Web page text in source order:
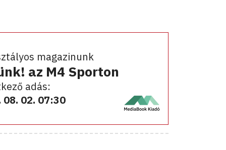
magazinunk
az M4 Sporton
adás:
08. 02. 07:30